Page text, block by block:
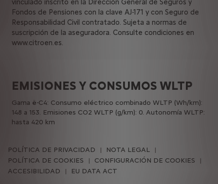
vinculado inscrito en la Dirección General de Seguros y
Fondos de Pensiones con la clave AJ-171 y con Seguro de
Responsabilidad Civil contratado. Sujeta a normas de
suscripción de la aseguradora. Consulte condiciones en
www.citroen.es.
EMISIONES Y CONSUMOS WLTP
Gama ë-C4: Consumo eléctrico combinado WLTP (Wh/km):
148 a 153. Emisiones CO2 WLTP (g/km): 0. Autonomía WLTP:
hasta 420 km
POLÍTICA DE PRIVACIDAD
NOTA LEGAL
POLÍTICA DE COOKIES
CONFIGURACIÓN DE COOKIES
ACCESIBILIDAD
EU DATA ACT